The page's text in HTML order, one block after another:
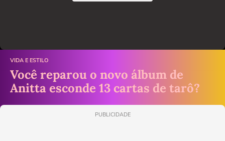
VIDA E ESTILO
Você reparou o novo álbum de
Anitta esconde 13 cartas de tarô?
PUBLICIDADE